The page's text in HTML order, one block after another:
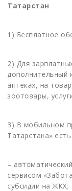
Татарстан
1) Бесплатное
2) Для
дополнительный
аптеках, на
зоотовары,
3) В мобильном
Татарстана»
–
сервисом
субсидии на ЖКХ;